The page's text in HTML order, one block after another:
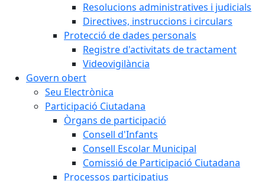
Resolucions administratives i judicials
Directives, instruccions i circulars
Protecció de dades personals
Registre d'activitats de tractament
Videovigilància
Govern obert
Seu Electrònica
Participació Ciutadana
Òrgans de participació
Consell d'Infants
Consell Escolar Municipal
Comissió de Participació Ciutadana
Processos participatius